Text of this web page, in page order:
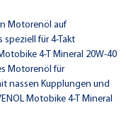
Motorenöl auf
für 4-Takt
4-T Mineral 20W-40
Motorenöl für
nassen Kupplungen und
Motobike 4-T Mineral